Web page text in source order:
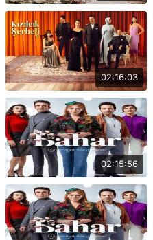
02:16:03
02:15:56